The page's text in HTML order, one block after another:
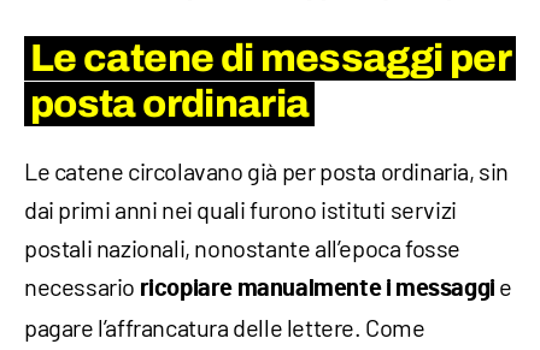
Le catene di messaggi per
posta ordinaria
Le catene circolavano già per posta ordinaria, sin
dai primi anni nei quali furono istituti servizi
postali nazionali, nonostante all’epoca fosse
necessario ricopiare manualmente i messaggi e
pagare l’affrancatura delle lettere. Come